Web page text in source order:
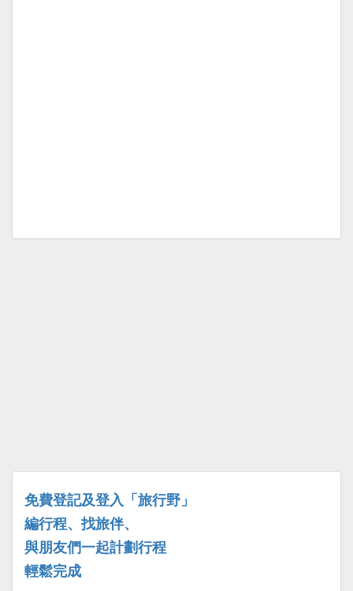
免費登記及登入「旅行野」
編行程、找旅伴、
與朋友們一起計劃行程
輕鬆完成